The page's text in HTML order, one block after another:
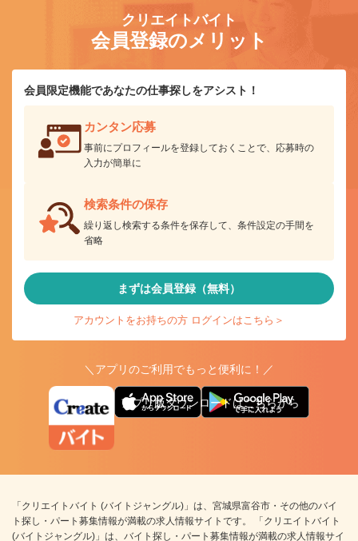
クリエイトバイト
会員登録のメリット
会員限定機能であなたの仕事探しをアシスト！
カンタン応募
事前にプロフィールを登録しておくことで、応募時の
入力が簡単に
検索条件の保存
繰り返し検索する条件を保存して、条件設定の手間を
省略
まずは会員登録（無料）
アカウントをお持ちの方 ログインはこちら＞
＼アプリのご利用でもっと便利に！／
アプリ版ダウンロードはこちらから
「クリエイトバイト (バイトジャングル)」は、宮城県富谷市・その他のバイ
ト探し・パート募集情報が満載の求人情報サイトです。 「クリエイトバイト
(バイトジャングル)」は、バイト探し・パート募集情報が満載の求人情報サイ